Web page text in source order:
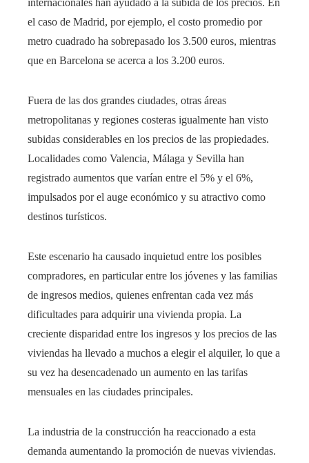
internacionales han ayudado a la subida de los precios. En
el caso de Madrid, por ejemplo, el costo promedio por
metro cuadrado ha sobrepasado los 3.500 euros, mientras
que en Barcelona se acerca a los 3.200 euros.
Fuera de las dos grandes ciudades, otras áreas
metropolitanas y regiones costeras igualmente han visto
subidas considerables en los precios de las propiedades.
Localidades como Valencia, Málaga y Sevilla han
registrado aumentos que varían entre el 5% y el 6%,
impulsados por el auge económico y su atractivo como
destinos turísticos.
Este escenario ha causado inquietud entre los posibles
compradores, en particular entre los jóvenes y las familias
de ingresos medios, quienes enfrentan cada vez más
dificultades para adquirir una vivienda propia. La
creciente disparidad entre los ingresos y los precios de las
viviendas ha llevado a muchos a elegir el alquiler, lo que a
su vez ha desencadenado un aumento en las tarifas
mensuales en las ciudades principales.
La industria de la construcción ha reaccionado a esta
demanda aumentando la promoción de nuevas viviendas.